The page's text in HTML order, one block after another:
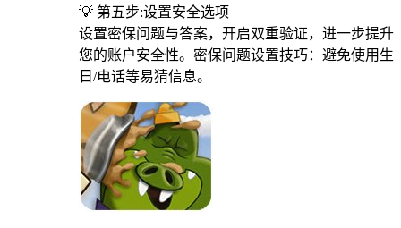
💡 第五步:设置安全选项
设置密保问题与答案，开启双重验证，进一步提升
您的账户安全性。密保问题设置技巧：避免使用生
日/电话等易猜信息。